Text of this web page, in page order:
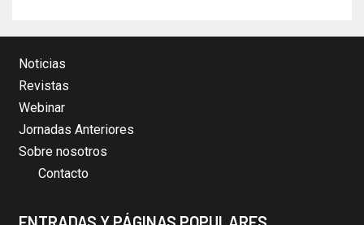
Noticias
Revistas
Webinar
Jornadas Anteriores
Sobre nosotros
Contacto